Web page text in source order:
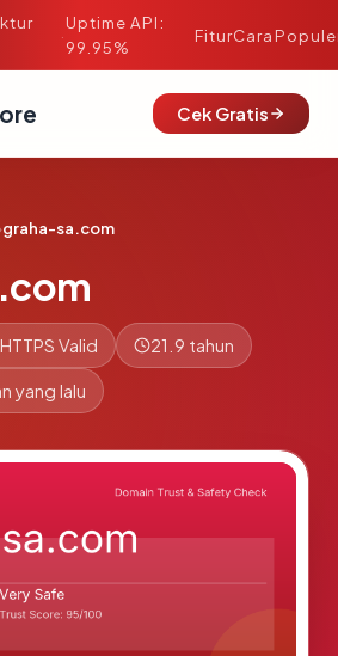
·
Uptime API:
99.95%
FiturCara
Cek Gratis
›graha-sa.com
HTTPS Valid 21.9 tahun
yang lalu